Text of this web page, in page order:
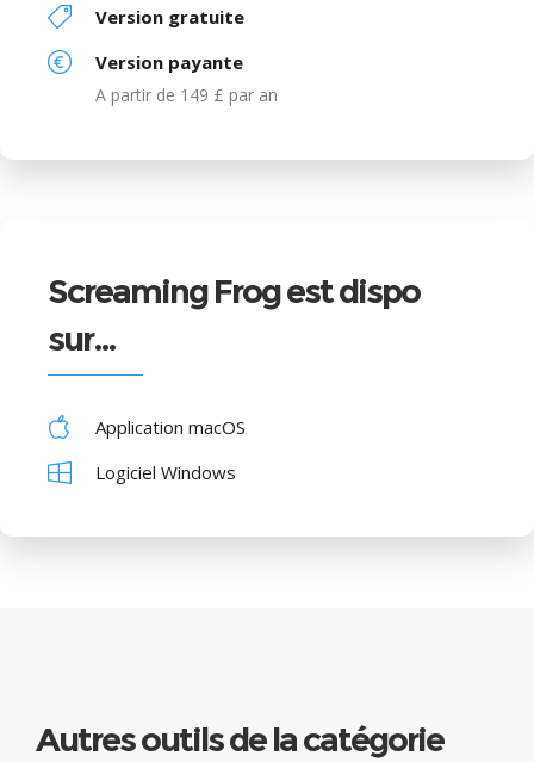
Version gratuite
Version payante
A partir de 149 £ par an
Screaming Frog est dispo
sur…
Application macOS
Logiciel Windows
Autres outils de la catégorie